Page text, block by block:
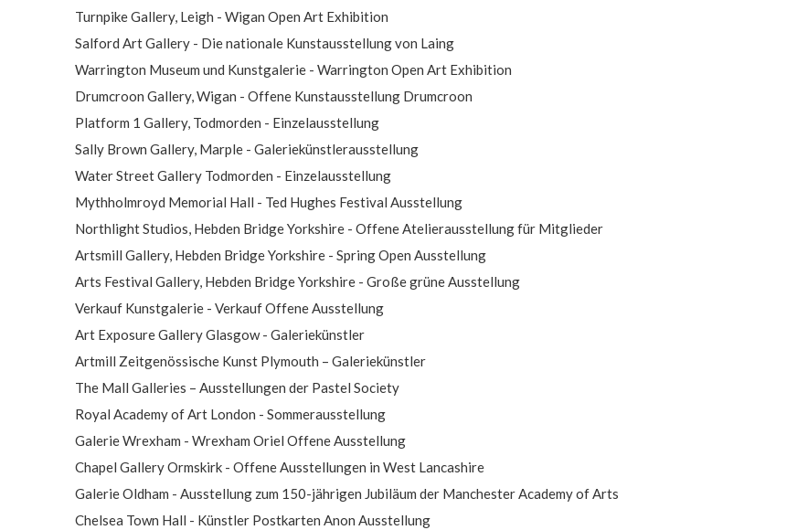
Turnpike Gallery, Leigh - Wigan Open Art Exhibition
Salford Art Gallery - Die nationale Kunstausstellung von Laing
Warrington Museum und Kunstgalerie - Warrington Open Art Exhibition
Drumcroon Gallery, Wigan - Offene Kunstausstellung Drumcroon
Platform 1 Gallery, Todmorden - Einzelausstellung
Sally Brown Gallery, Marple - Galeriekünstlerausstellung
Water Street Gallery Todmorden - Einzelausstellung
Mythholmroyd Memorial Hall - Ted Hughes Festival Ausstellung
Northlight Studios, Hebden Bridge Yorkshire - Offene Atelierausstellung für Mitglieder
Artsmill Gallery, Hebden Bridge Yorkshire - Spring Open Ausstellung
Arts Festival Gallery, Hebden Bridge Yorkshire - Große grüne Ausstellung
Verkauf Kunstgalerie - Verkauf Offene Ausstellung
Art Exposure Gallery Glasgow - Galeriekünstler
Artmill Zeitgenössische Kunst Plymouth – Galeriekünstler
The Mall Galleries – Ausstellungen der Pastel Society
Royal Academy of Art London - Sommerausstellung
Galerie Wrexham - Wrexham Oriel Offene Ausstellung
Chapel Gallery Ormskirk - Offene Ausstellungen in West Lancashire
Galerie Oldham - Ausstellung zum 150-jährigen Jubiläum der Manchester Academy of Arts
Chelsea Town Hall - Künstler Postkarten Anon Ausstellung